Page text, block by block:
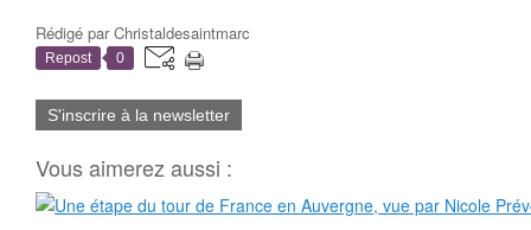
Rédigé parChristaldesaintmarc
Repost 0
S'inscrire à la newsletter
Vous aimerez aussi :